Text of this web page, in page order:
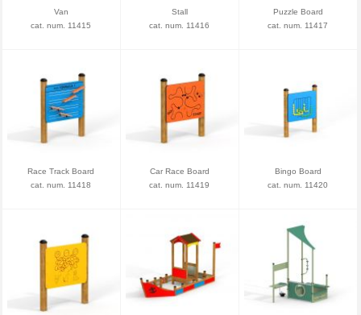
Van
cat. num. 11415
Stall
cat. num. 11416
Puzzle Board
cat. num. 11417
Race Track Board
cat. num. 11418
Car Race Board
cat. num. 11419
Bingo Board
cat. num. 11420